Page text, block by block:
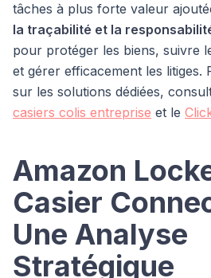
tâches à plus forte valeur
la traçabilité et la
pour protéger les biens, suivre
et gérer efficacement les litiges.
sur les solutions dédiées,
casiers colis entreprise et le
Amazon
Casier
Une Analyse
Stratégique